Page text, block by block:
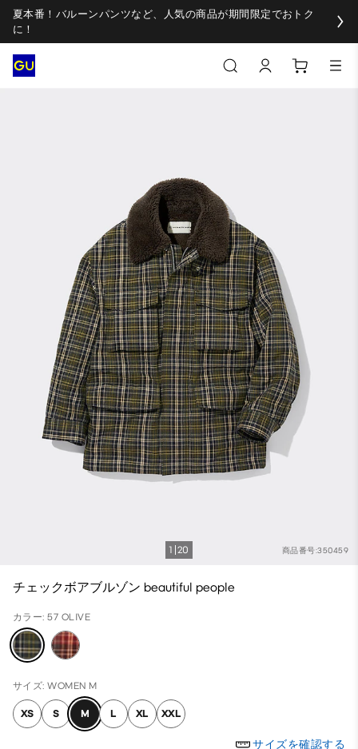
夏本番！バルーンパンツなど、人気の商品が期間限定でおトク
に！
商品番号:350459
1 20
チェックボアブルゾン beautiful people
カラー: 57 OLIVE
サイズ: WOMEN M
XS S M L XL XXL
サイズを確認する